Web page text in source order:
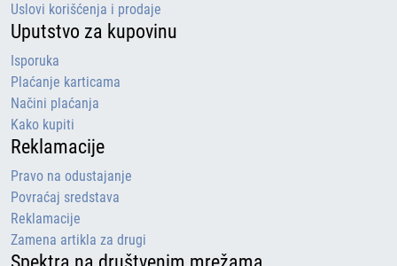
Uslovi korišćenja i prodaje
Uputstvo za kupovinu
Isporuka
Plaćanje karticama
Načini plaćanja
Kako kupiti
Reklamacije
Pravo na odustajanje
Povraćaj sredstava
Reklamacije
Zamena artikla za drugi